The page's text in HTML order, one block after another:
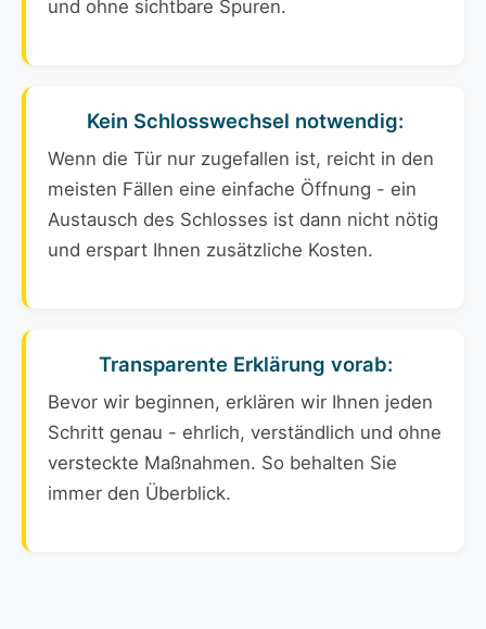
und ohne sichtbare Spuren.
Kein Schlosswechsel notwendig:
Wenn die Tür nur zugefallen ist, reicht in den
meisten Fällen eine einfache Öffnung - ein
Austausch des Schlosses ist dann nicht nötig
und erspart Ihnen zusätzliche Kosten.
Transparente Erklärung vorab:
Bevor wir beginnen, erklären wir Ihnen jeden
Schritt genau - ehrlich, verständlich und ohne
versteckte Maßnahmen. So behalten Sie
immer den Überblick.